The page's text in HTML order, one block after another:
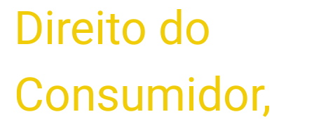
Direito do
Consumidor,